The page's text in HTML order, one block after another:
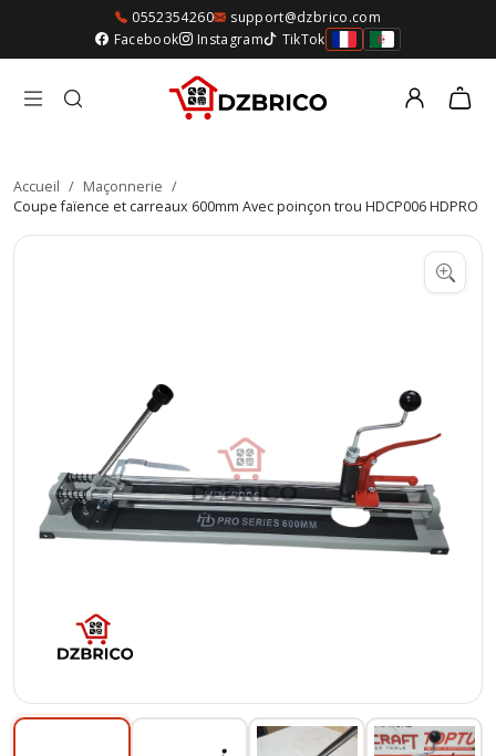
0552354260
support@dzbrico.com
Facebook
Instagram TikTok
Accueil / Maçonnerie /
Coupe faïence et carreaux 600mm Avec poinçon trou HDCP006 HDPRO